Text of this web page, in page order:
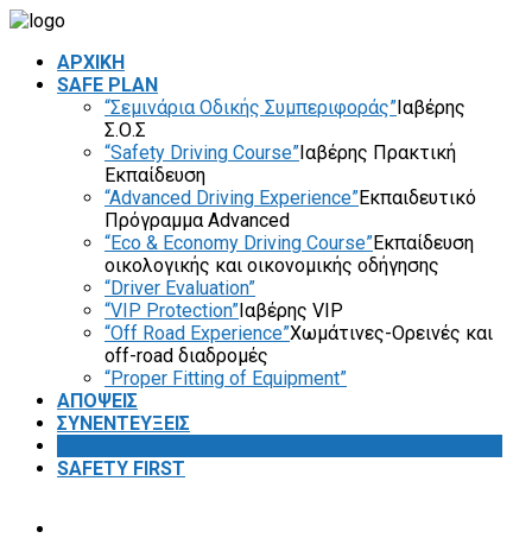
ΑΡΧΙΚΗ
SAFE PLAN
“Σεμινάρια Οδικής Συμπεριφοράς”Ιαβέρης
Σ.Ο.Σ
“Safety Driving Course”Ιαβέρης Πρακτική
Εκπαίδευση
“Advanced Driving Experience”Εκπαιδευτικό
Πρόγραμμα Advanced
“Eco & Economy Driving Course”Εκπαίδευση
οικολογικής και οικονομικής οδήγησης
“Driver Evaluation”
“VIP Protection”Ιαβέρης VIP
“Off Road Experience”Χωμάτινες-Ορεινές και
off-road διαδρομές
“Proper Fitting of Equipment”
ΑΠΟΨΕΙΣ
ΣΥΝΕΝΤΕΥΞΕΙΣ
SAFETY FIRST